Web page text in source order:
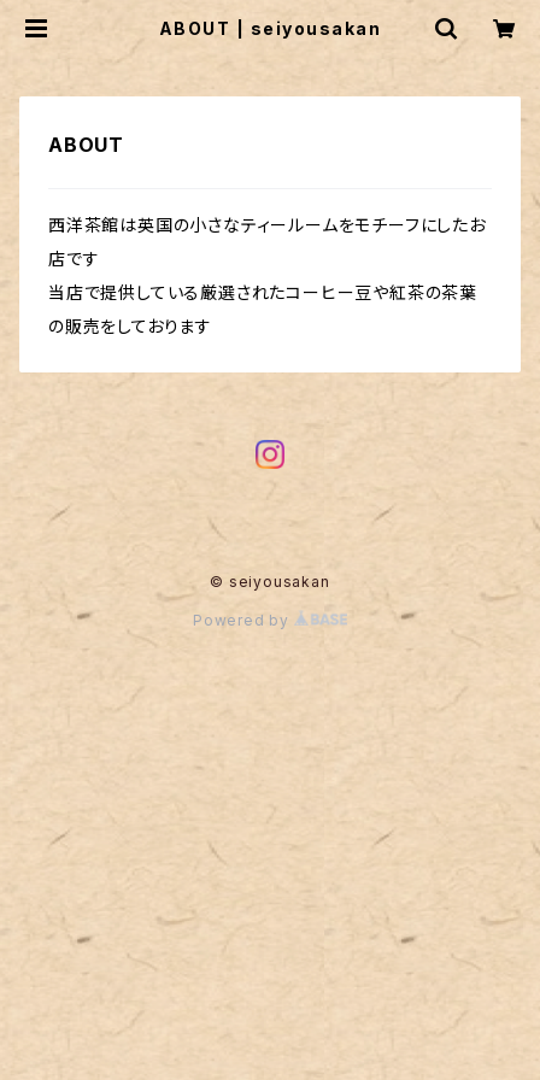
ABOUT | seiyousakan
ABOUT
西洋茶館は英国の小さなティールームをモチーフにしたお
店です
当店で提供している厳選されたコーヒー豆や紅茶の茶葉
の販売をしております
© seiyousakan
Powered by